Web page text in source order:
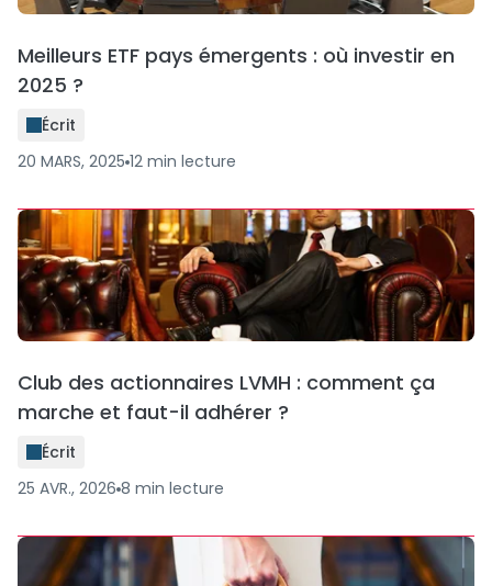
Meilleurs ETF pays émergents : où investir en
2025 ?
Écrit
20 MARS, 2025 12 min lecture
Club des actionnaires LVMH : comment ça
marche et faut-il adhérer ?
Écrit
25 AVR., 2026 8 min lecture